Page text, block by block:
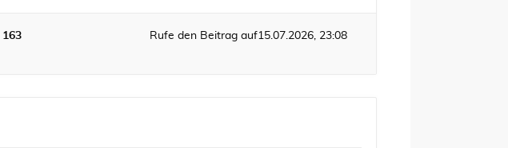
163 15.07.2026, 23:08
Rufe den Beitrag auf